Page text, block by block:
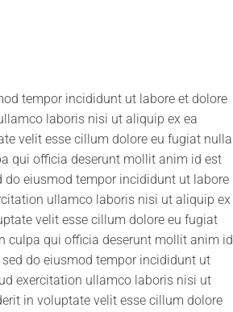
tempor incididunt ut labore et dolore
laboris nisi ut aliquip ex ea
velit esse cillum dolore eu fugiat nulla
qui officia deserunt mollit anim id est
eiusmod tempor incididunt ut labore
ullamco laboris nisi ut aliquip ex
velit esse cillum dolore eu fugiat
culpa qui officia deserunt mollit anim id
do eiusmod tempor incididunt ut
exercitation ullamco laboris nisi ut
in voluptate velit esse cillum dolore